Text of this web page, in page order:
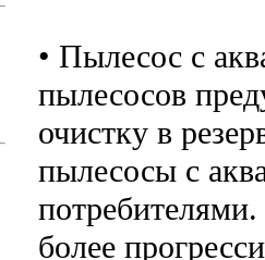
• Пылесос с
пылесосов
очистку в
пылесосы с
более